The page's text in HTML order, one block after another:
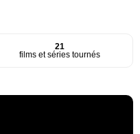
21
films et séries tournés